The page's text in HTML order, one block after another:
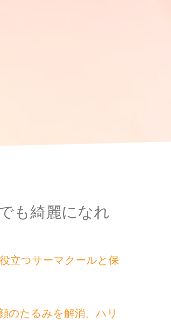
も綺麗になれ
立つサーマクールと保
のたるみを解消、ハリ